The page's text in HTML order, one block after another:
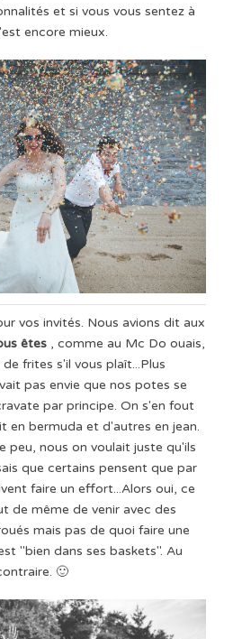
et si vous vous sentez à
encore mieux.
vos invités. Nous avions dit aux
êtes , comme au Mc Do ouais,
frites s'il vous plaît...Plus
pas envie que nos potes se
par principe. On s'en fout
en bermuda et d'autres en jean.
peu, nous on voulait juste qu'ils
que certains pensent que par
faire un effort...Alors oui, ce
de même de venir avec des
mais pas de quoi faire une
"bien dans ses baskets". Au
🙂